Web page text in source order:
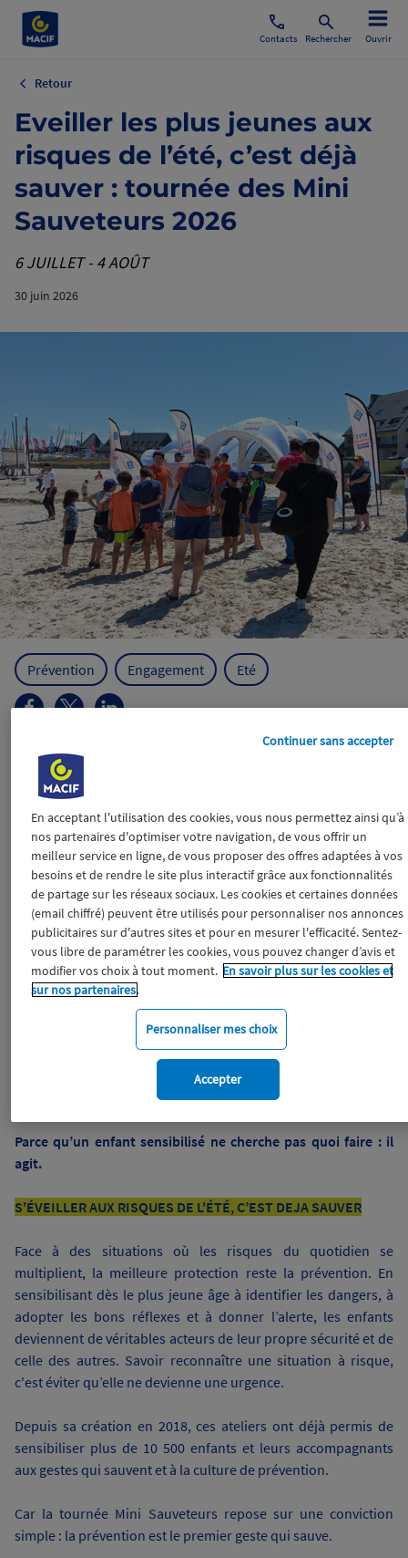
Contacts Rechercher Ouvrir
Retour
Eveiller les plus jeunes aux
risques de l’été, c’est déjà
sauver : tournée des Mini
Sauveteurs 2026
6 JUILLET - 4 AOÛT
30 juin 2026
Prévention Engagement Eté
Certifié avec
sources
Chaque été, les plages françaises deviennent des terrains de
jeux, de découvertes mais aussi des lieux où peuvent
survenir des accidents : noyades, brûlures, piqûres, coups de
chaud… En 2025, les Sauveteurs en Mer ont ainsi pris en
charge près de 44 000 personnes en mer, sur les plages et lors
de dispositifs prévisionnels de secours.
En complément de leur mobilisation tout l’été en mer et sur
les plages, c’est donc pour sensibiliser les plus jeunes à réagir,
que les Sauveteurs en Mer de la SNSM accompagnés de la
Macif, lancent une nouvelle édition de la tournée nationale
Mini Sauveteurs, avec 24 étapes du 6 juillet au 4 août sur les
plages françaises et Paris.
Parce qu’un enfant sensibilisé ne cherche pas quoi faire : il
agit.
S'ÉVEILLER AUX RISQUES DE L'ÉTÉ, C’EST DEJA SAUVER
Face à des situations où les risques du quotidien se
multiplient, la meilleure protection reste la prévention. En
sensibilisant dès le plus jeune âge à identifier les dangers, à
adopter les bons réflexes et à donner l’alerte, les enfants
deviennent de véritables acteurs de leur propre sécurité et de
celle des autres. Savoir reconnaître une situation à risque,
c'est éviter qu’elle ne devienne une urgence.
Depuis sa création en 2018, ces ateliers ont déjà permis de
sensibiliser plus de 10 500 enfants et leurs accompagnants
aux gestes qui sauvent et à la culture de prévention.
Car la tournée Mini Sauveteurs repose sur une conviction
simple : la prévention est le premier geste qui sauve.
En acceptant l'utilisation des cookies, vous nous permettez ainsi qu’à
nos partenaires d'optimiser votre navigation, de vous offrir un
meilleur service en ligne, de vous proposer des offres adaptées à vos
besoins et de rendre le site plus interactif grâce aux fonctionnalités
de partage sur les réseaux sociaux. Les cookies et certaines données
(email chiffré) peuvent être utilisés pour personnaliser nos annonces
publicitaires sur d'autres sites et pour en mesurer l'efficacité. Sentez-
vous libre de paramétrer les cookies, vous pouvez changer d’avis et
modifier vos choix à tout moment. En savoir plus sur les cookies et
sur nos partenaires.
Personnaliser mes choix
Continuer sans accepter
Accepter